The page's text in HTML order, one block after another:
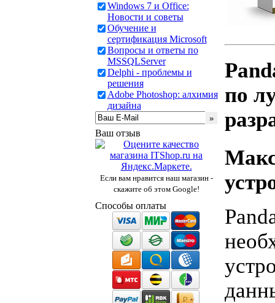
Windows 7 и Office:
Новости и советы
Обучение и
сертификация Microsoft
Вопросы и ответы по
MSSQLServer
Delphi - проблемы и
решения
Adobe Photoshop: алхимия
дизайна
Ваш отзыв
Если вам нравится наш магазин -
скажите об этом Google!
Способы оплаты
по